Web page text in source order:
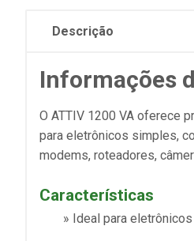
Descrição
Informações
O ATTIV 1200 VA oferece
para eletrônicos simples,
modems, roteadores,
Características
» Ideal para